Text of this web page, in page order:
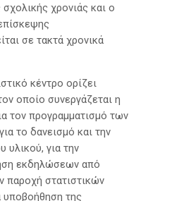
χρονιάς και ο
σε τακτά χρονικά
κέντρο ορίζει
οποίο συνεργάζεται η
τον προγραμματισμό των
το δανεισμό και την
υλικού, για την
εκδηλώσεων από
παροχή στατιστικών
υποβοήθηση της